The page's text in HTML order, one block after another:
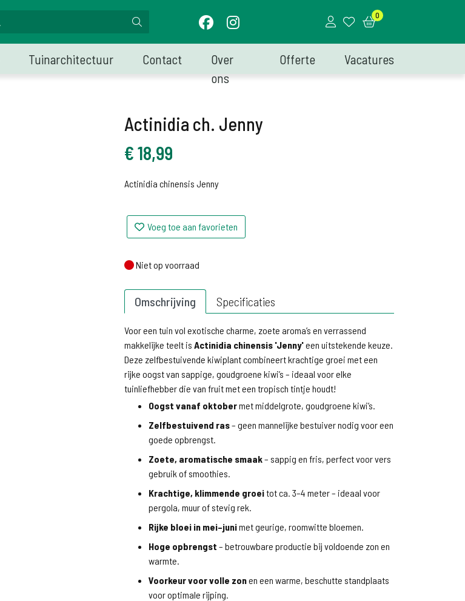
0
Tuinarchitectuur Contact
Over
ons
Offerte Vacatures
Actinidia ch. Jenny
€18,99
Actinidia chinensis Jenny
Voeg toe aan favorieten
Niet op voorraad
Niet op voorraad
Omschrijving Specificaties
Voor een tuin vol exotische charme, zoete aroma’s en verrassend
makkelijke teelt is Actinidia chinensis 'Jenny'een uitstekende keuze.
Deze zelfbestuivende kiwiplant combineert krachtige groei met een
rijke oogst van sappige, goudgroene kiwi’s – ideaal voor elke
tuinliefhebber die van fruit met een tropisch tintje houdt!
Oogst vanaf oktobermet middelgrote, goudgroene kiwi’s.
Zelfbestuivend ras– geen mannelijke bestuiver nodig voor een
goede opbrengst.
Zoete, aromatische smaak– sappig en fris, perfect voor vers
gebruik of smoothies.
Krachtige, klimmende groeitot ca. 3–4 meter – ideaal voor
pergola, muur of stevig rek.
Rijke bloei in mei–junimet geurige, roomwitte bloemen.
Hoge opbrengst – betrouwbare productie bij voldoende zon en
warmte.
Voorkeur voor volle zonen een warme, beschutte standplaats
voor optimale rijping.